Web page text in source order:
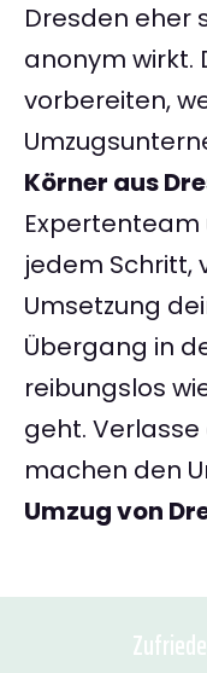
Dresden eher
anonym wirkt.
vorbereiten,
Körner aus
jedem Schritt,
Umsetzung
Übergang in
reibungslos
geht. Verlasse
machen den
Umzug von